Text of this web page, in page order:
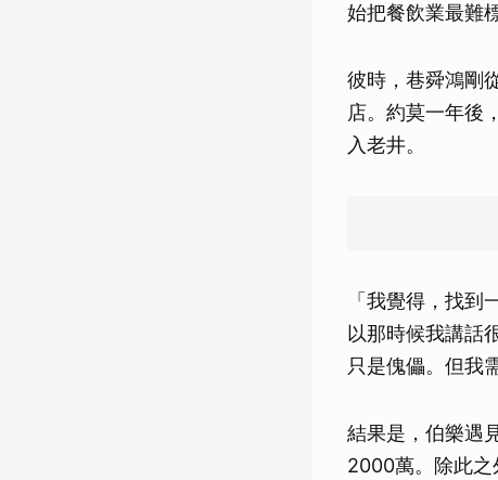
始把餐飲業最難
彼時，巷舜鴻剛
店。約莫一年後
入老井。
「我覺得，找
以那時候我講話
只是傀儡。但我
結果是，伯樂遇
2000萬。除此之